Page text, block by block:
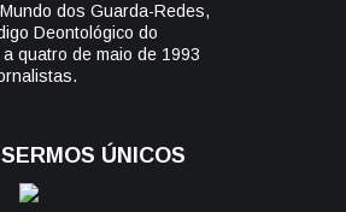
dos Guarda-Redes,
Deontológico do
quatro de maio de 1993
ÚNICOS